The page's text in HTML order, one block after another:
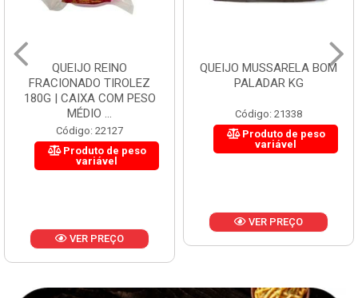
QUEIJO REINO
FRACIONADO TIROLEZ
180G | CAIXA COM PESO
MÉDIO ...
Código: 22127
Produto de peso
variável
VER PREÇO
QUEIJO MUSSARELA BOM
PALADAR KG
Código: 21338
Produto de peso
variável
VER PREÇO